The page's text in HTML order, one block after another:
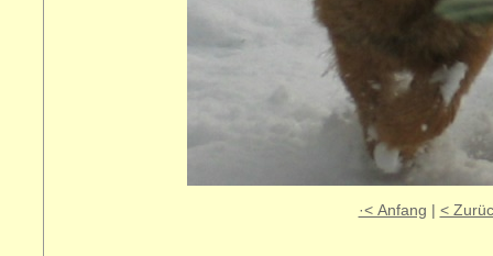
·< Anfang | <